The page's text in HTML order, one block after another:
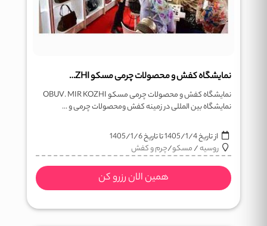
نمایشگاه کفش و محصولات چرمی مسکو OBUV. MIR KOZHI
نمایشگاه کفش و محصولات چرمی مسکو OBUV. MIR KOZHI
نمایشگاه بین المللی در زمینه کفش ومحصولات چرمی و ...
از تاریخ1405/1/4تا تاریخ1405/1/6
روسیه/مسکو/چرم و کفش
همین الان رزرو کن